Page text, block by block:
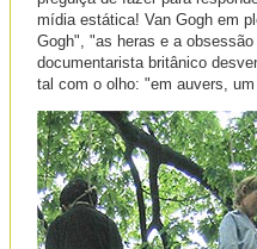
mídia estática! Van Gogh em
Gogh", "as heras e a
documentarista britânico
tal com o olho: "em auvers,